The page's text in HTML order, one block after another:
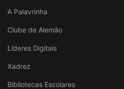
A Palavrinha
Clube de Alemão
Líderes Digitais
Xadrez
Bibliotecas Escolares